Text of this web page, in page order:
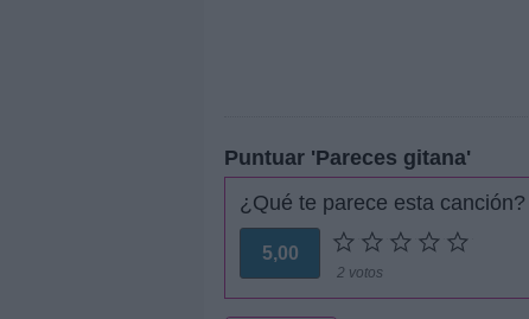
Puntuar 'Pareces gitana'
¿Qué te parece esta canción?
5,00
2 votos